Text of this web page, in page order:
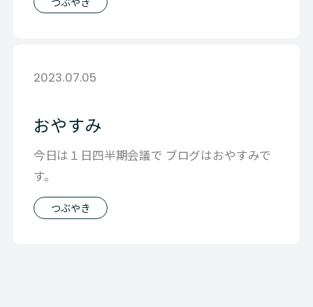
2023.07.05
おやすみ
今日は１日四半期会議で ブログはおやすみで
す。
つぶやき